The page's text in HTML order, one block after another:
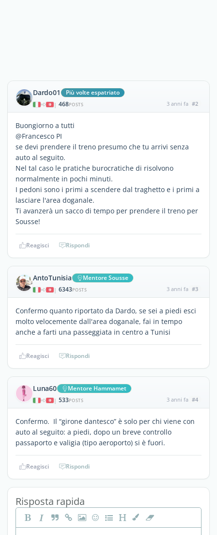
Dardo01 Più volte espatriato
| 468POSTS 3 anni fa #2
Buongiorno a tutti
@Francesco PI
se devi prendere il treno presumo che tu arrivi senza
auto al seguito.
Nel tal caso le pratiche burocratiche di risolvono
normalmente in pochi minuti.
I pedoni sono i primi a scendere dal traghetto e i primi a
lasciare l'area doganale.
Ti avanzerà un sacco di tempo per prendere il treno per
Sousse!
Reagisci Rispondi
AntoTunisia Mentore Sousse
| 6343POSTS 3 anni fa #3
Confermo quanto riportato da Dardo, se sei a piedi esci
molto velocemente dall'area doganale, fai in tempo
anche a farti una passeggiata in centro a Tunisi
Reagisci Rispondi
Luna60 Mentore Hammamet
| 533POSTS 3 anni fa #4
Confermo. Il “girone dantesco” è solo per chi viene con
auto al seguito: a piedi, dopo un breve controllo
passaporto e valigia (tipo aeroporto) si è fuori.
Reagisci Rispondi
Risposta rapida